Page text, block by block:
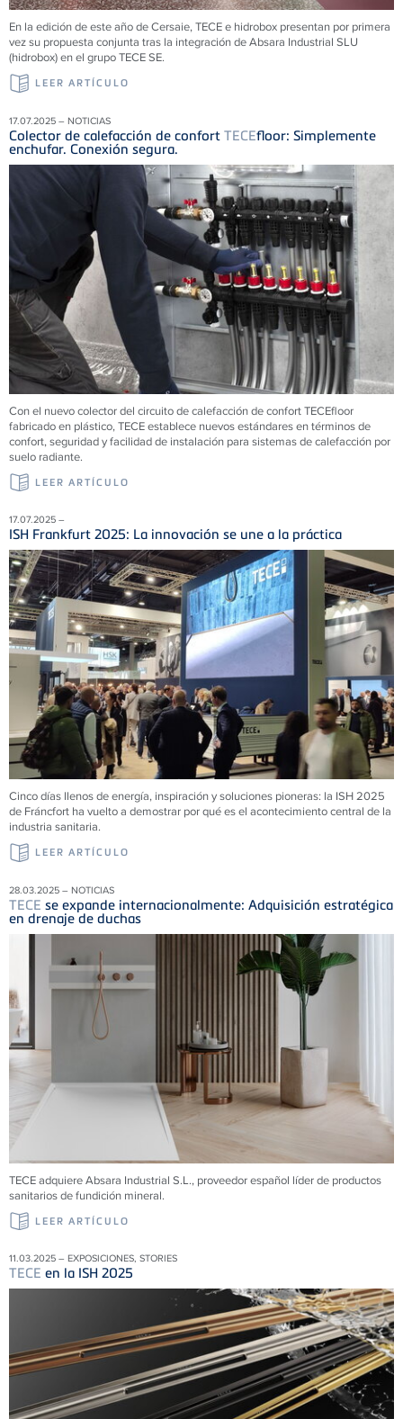
En la edición de este año de Cersaie, TECE e hidrobox presentan por primera
vez su propuesta conjunta tras la integración de Absara Industrial SLU
(hidrobox) en el grupo TECE SE.
LEER ARTÍCULO
17.07.2025 – NOTICIAS
Colector de calefacción de confort TECEfloor: Simplemente
enchufar. Conexión segura.
Con el nuevo colector del circuito de calefacción de confortTECEfloor
fabricado en plástico,TECEestablece nuevos estándares en términos de
confort, seguridad y facilidad de instalación para sistemas de calefacción por
suelo radiante.
LEER ARTÍCULO
17.07.2025 –
ISH Frankfurt 2025: La innovación se une a la práctica
Cinco días llenos de energía, inspiración y soluciones pioneras: la ISH 2025
de Fráncfort ha vuelto a demostrar por qué es el acontecimiento central de la
industria sanitaria.
LEER ARTÍCULO
28.03.2025 – NOTICIAS
TECE se expande internacionalmente: Adquisición estratégica
en drenaje de duchas
TECE adquiere Absara Industrial S.L., proveedor español líder de productos
sanitarios de fundición mineral.
LEER ARTÍCULO
11.03.2025 – EXPOSICIONES, STORIES
TECE en la ISH 2025